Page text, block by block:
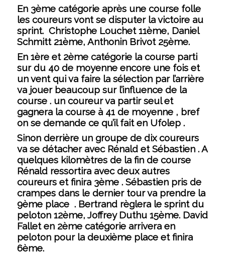
En 3ème catégorie après une course folle
les coureurs vont se disputer la victoire au
sprint. Christophe Louchet 11ème, Daniel
Schmitt 21ème, Anthonin Brivot 25ème.
En 1ère et 2ème catégorie la course parti
sur du 40 de moyenne encore une fois et
un vent qui va faire la sélection par l’arrière
va jouer beaucoup sur l’influence de la
course . un coureur va partir seul et
gagnera la course à 41 de moyenne , bref
on se demande ce qu’il fait en Ufolep .
Sinon derrière un groupe de dix coureurs
va se détacher avec Rénald et Sébastien . A
quelques kilomètres de la fin de course
Rénald ressortira avec deux autres
coureurs et finira 3ème . Sébastien pris de
crampes dans le dernier tour va prendre la
9ème place . Bertrand règlera le sprint du
peloton 12ème, Joffrey Duthu 15ème. David
Fallet en 2ème catégorie arrivera en
peloton pour la deuxième place et finira
6ème.